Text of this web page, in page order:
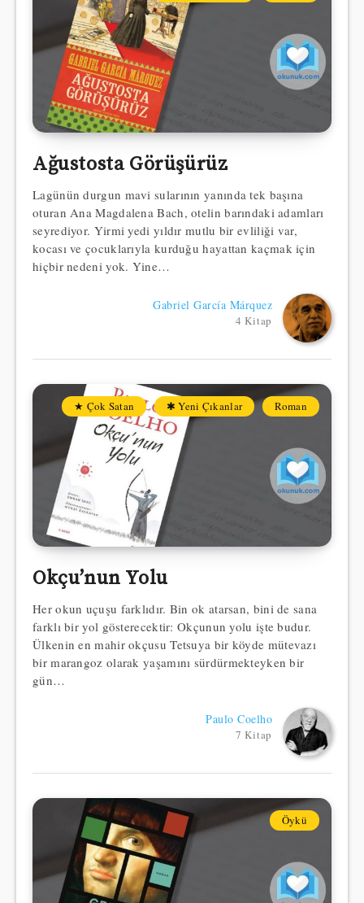
Ağustosta Görüşürüz
Lagünün durgun mavi sularının yanında tek başına
oturan Ana Magdalena Bach, otelin barındaki adamları
seyrediyor. Yirmi yedi yıldır mutlu bir evliliği var,
kocası ve çocuklarıyla kurduğu hayattan kaçmak için
hiçbir nedeni yok. Yine…
Gabriel García Márquez
4 Kitap
★ Çok Satan ✱ Yeni Çıkanlar Roman
Okçu’nun Yolu
Her okun uçuşu farklıdır. Bin ok atarsan, bini de sana
farklı bir yol gösterecektir: Okçunun yolu işte budur.
Ülkenin en mahir okçusu Tetsuya bir köyde mütevazı
bir marangoz olarak yaşamını sürdürmekteyken bir
gün…
Paulo Coelho
7 Kitap
Öykü